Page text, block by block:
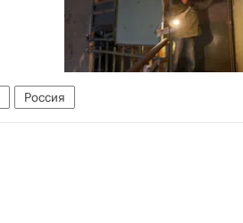
Россия